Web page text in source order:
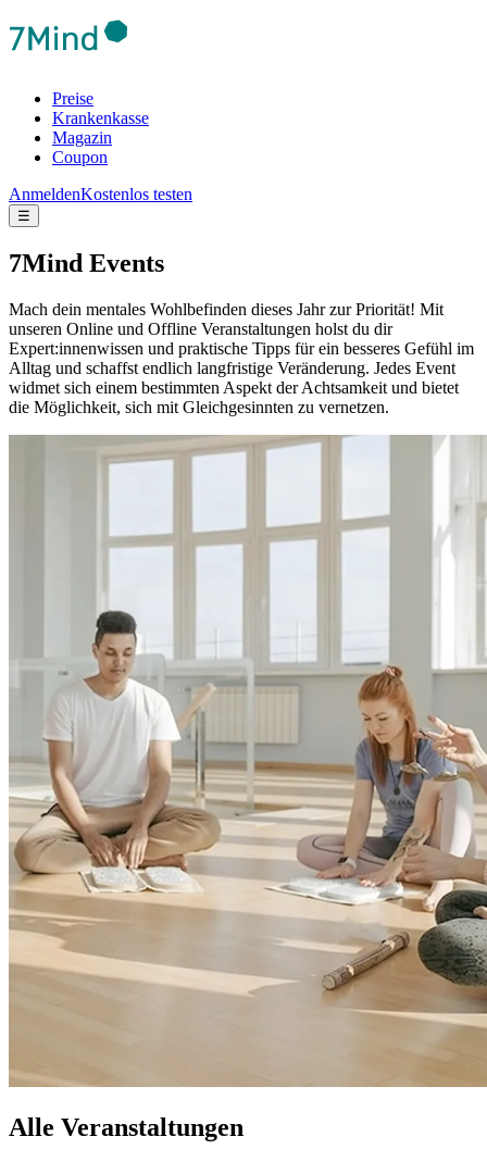
Preise
Krankenkasse
Magazin
Coupon
AnmeldenKostenlos testen
☰
7Mind Events
Mach dein mentales Wohlbefinden dieses Jahr zur Priorität! Mit
unseren Online und Offline Veranstaltungen holst du dir
Expert:innenwissen und praktische Tipps für ein besseres Gefühl im
Alltag und schaffst endlich langfristige Veränderung. Jedes Event
widmet sich einem bestimmten Aspekt der Achtsamkeit und bietet
die Möglichkeit, sich mit Gleichgesinnten zu vernetzen.
Alle Veranstaltungen